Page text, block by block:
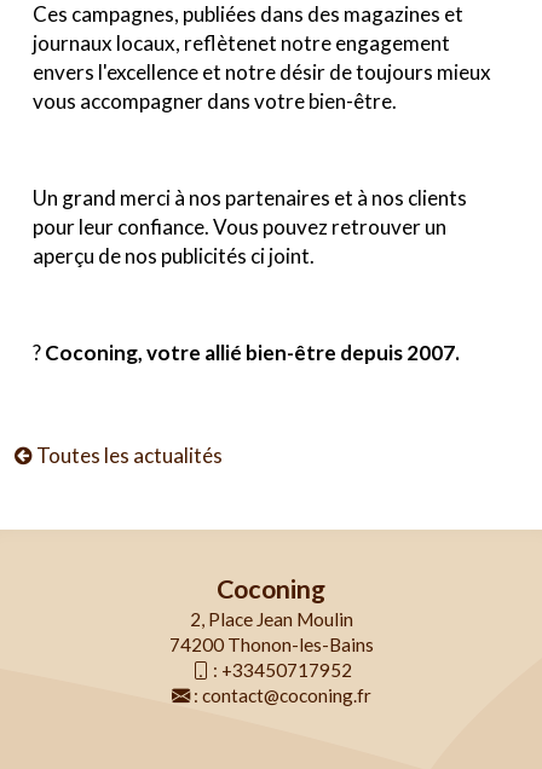
Ces campagnes, publiées dans des magazines et
journaux locaux, reflètenet notre engagement
envers l'excellence et notre désir de toujours mieux
vous accompagner dans votre bien-être.
Un grand merci à nos partenaires et à nos clients
pour leur confiance. Vous pouvez retrouver un
aperçu de nos publicités ci joint.
?Coconing, votre allié bien-être depuis 2007.
Toutes les actualités
Coconing
2, Place Jean Moulin
74200 Thonon-les-Bains
: +33450717952
: contact@coconing.fr